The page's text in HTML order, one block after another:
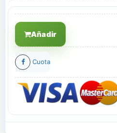
Añadir
Cuota